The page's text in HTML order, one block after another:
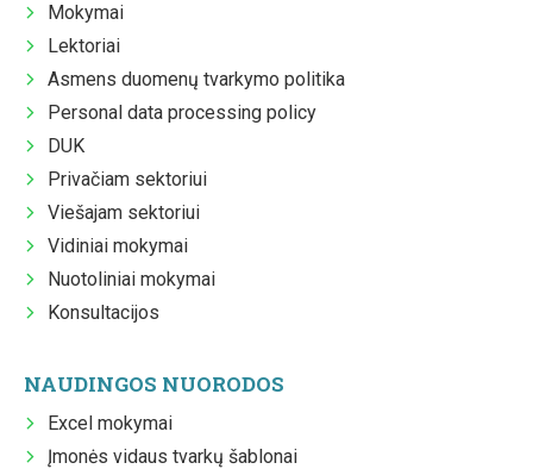
Mokymai
Lektoriai
Asmens duomenų tvarkymo politika
Personal data processing policy
DUK
Privačiam sektoriui
Viešajam sektoriui
Vidiniai mokymai
Nuotoliniai mokymai
Konsultacijos
NAUDINGOS NUORODOS
Excel mokymai
Įmonės vidaus tvarkų šablonai